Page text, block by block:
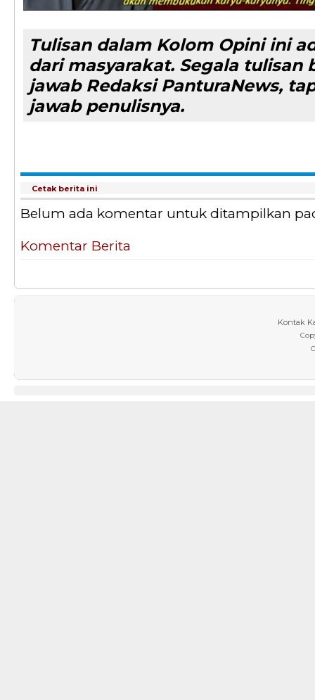
Tulisan dalam Kolom Opini ini
dari masyarakat. Segala tulisan
jawab Redaksi PanturaNews,
jawab penulisnya.
Cetak berita ini
Belum ada komentar untuk ditampilkan
Komentar Berita
Kontak